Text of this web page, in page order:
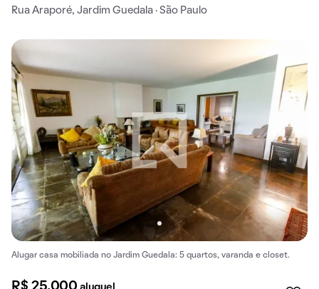
Rua Araporé, Jardim Guedala · São Paulo
Alugar casa mobiliada no Jardim Guedala: 5 quartos, varanda e closet.